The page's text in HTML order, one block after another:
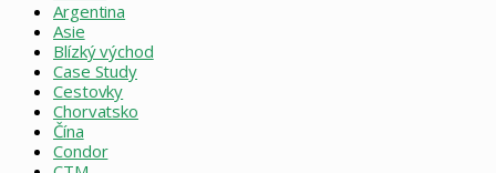
Argentina
Asie
Blízký východ
Case Study
Cestovky
Chorvatsko
Čína
Condor